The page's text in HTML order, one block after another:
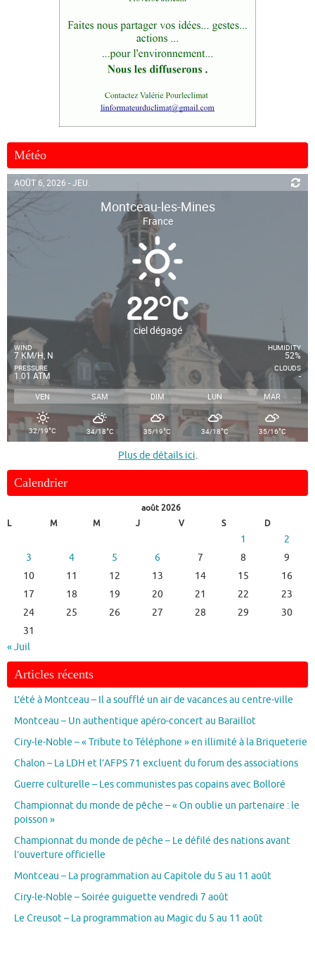
Météo
AOÛT 6, 2026 - JEU.
Montceau-les-Mines
France
22°C
ciel dégagé
WIND
7 KM/H, N
PRESSURE
1.01 ATM
HUMIDITY
52%
CLOUDS
-
VEN SAM DIM LUN MAR
32/19°C 34/18°C 35/19°C 34/18°C 35/16°C
Plus de détails ici.
Calendrier
août 2026
L
M M J V S D
1
2
3
4 5 6 7 8
9
10
11 12 13 14 15
16
17
18 19 20 21 22
23
24
25 26 27 28 29
30
31
« Juil
Articles récents
L’été à Montceau – Il a soufflé un air de vacances au centre-ville
Montceau – Un authentique apéro-concert au Baraillot
Ciry-le-Noble – « Tribute to Téléphone » en illimité à la Briqueterie
Chalon – La LDH et l’AFPS 71 excluent du forum des associations
Guerre culturelle – Les communistes pas copains avec Bolloré
Championnat du monde de pêche – « On oublie un partenaire : le
poisson »
Championnat du monde de pêche – Le défilé des nations avant
l’ouverture officielle
Montceau – La programmation au Capitole du 5 au 11 août
Ciry-le-Noble – Soirée guiguette vendredi 7 août
Le Creusot – La programmation au Magic du 5 au 11 août